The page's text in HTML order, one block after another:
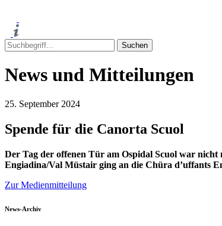
News und Mitteilungen
25. September 2024
Spende für die Canorta Scuol
Der Tag der offenen Tür am Ospidal Scuol war
Engiadina/Val Müstair ging an die Chüra d’uffants
Zur Medienmitteilung
News-Archiv